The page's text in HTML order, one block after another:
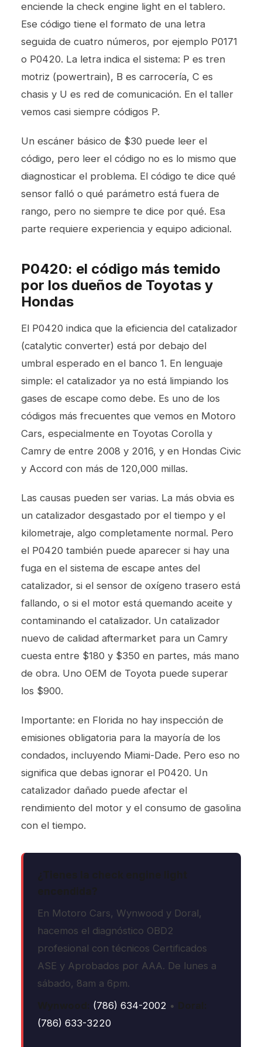
enciende la check engine light en el tablero.
Ese código tiene el formato de una letra
seguida de cuatro números, por ejemplo P0171
o P0420. La letra indica el sistema: P es tren
motriz (powertrain), B es carrocería, C es
chasis y U es red de comunicación. En el taller
vemos casi siempre códigos P.
Un escáner básico de $30 puede leer el
código, pero leer el código no es lo mismo que
diagnosticar el problema. El código te dice qué
sensor falló o qué parámetro está fuera de
rango, pero no siempre te dice por qué. Esa
parte requiere experiencia y equipo adicional.
P0420: el código más temido
por los dueños de Toyotas y
Hondas
El P0420 indica que la eficiencia del catalizador
(catalytic converter) está por debajo del
umbral esperado en el banco 1. En lenguaje
simple: el catalizador ya no está limpiando los
gases de escape como debe. Es uno de los
códigos más frecuentes que vemos en Motoro
Cars, especialmente en Toyotas Corolla y
Camry de entre 2008 y 2016, y en Hondas Civic
y Accord con más de 120,000 millas.
Las causas pueden ser varias. La más obvia es
un catalizador desgastado por el tiempo y el
kilometraje, algo completamente normal. Pero
el P0420 también puede aparecer si hay una
fuga en el sistema de escape antes del
catalizador, si el sensor de oxígeno trasero está
fallando, o si el motor está quemando aceite y
contaminando el catalizador. Un catalizador
nuevo de calidad aftermarket para un Camry
cuesta entre $180 y $350 en partes, más mano
de obra. Uno OEM de Toyota puede superar
los $900.
Importante: en Florida no hay inspección de
emisiones obligatoria para la mayoría de los
condados, incluyendo Miami-Dade. Pero eso no
significa que debas ignorar el P0420. Un
catalizador dañado puede afectar el
rendimiento del motor y el consumo de gasolina
con el tiempo.
En Motoro Cars, Wynwood y Doral,
hacemos el diagnóstico OBD2
profesional con técnicos Certificados
ASE y Aprobados por AAA. De lunes a
sábado, 8am a 6pm.
(786) 634-2002 •
(786) 633-3220